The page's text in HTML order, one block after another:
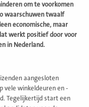
om te voorkomen
waarschuwen twaalf
economische, maar
werkt positief door voor
in Nederland.
aangesloten
vele winkeldeuren en -
Tegelijkertijd start een